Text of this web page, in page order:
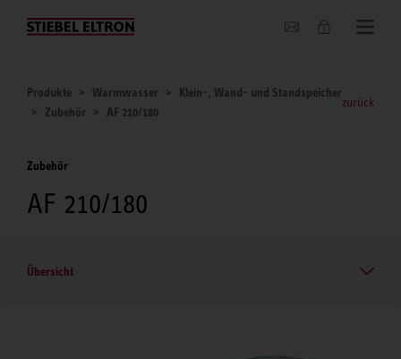
Unternehmen
Produkte Warmwasser
Klein-, Wand- und Standspeicher
Zubehör
AF 210/180
zurück
Zubehör
AF 210/180
Übersicht